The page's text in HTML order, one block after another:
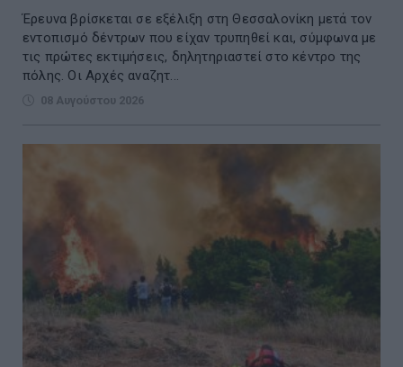
Έρευνα βρίσκεται σε εξέλιξη στη Θεσσαλονίκη μετά τον
εντοπισμό δέντρων που είχαν τρυπηθεί και, σύμφωνα με
τις πρώτες εκτιμήσεις, δηλητηριαστεί στο κέντρο της
πόλης. Οι Αρχές αναζητ...
08 Αυγούστου 2026